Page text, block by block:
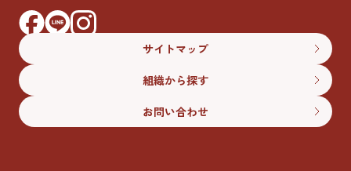
サイトマップ
組織から探す
お問い合わせ